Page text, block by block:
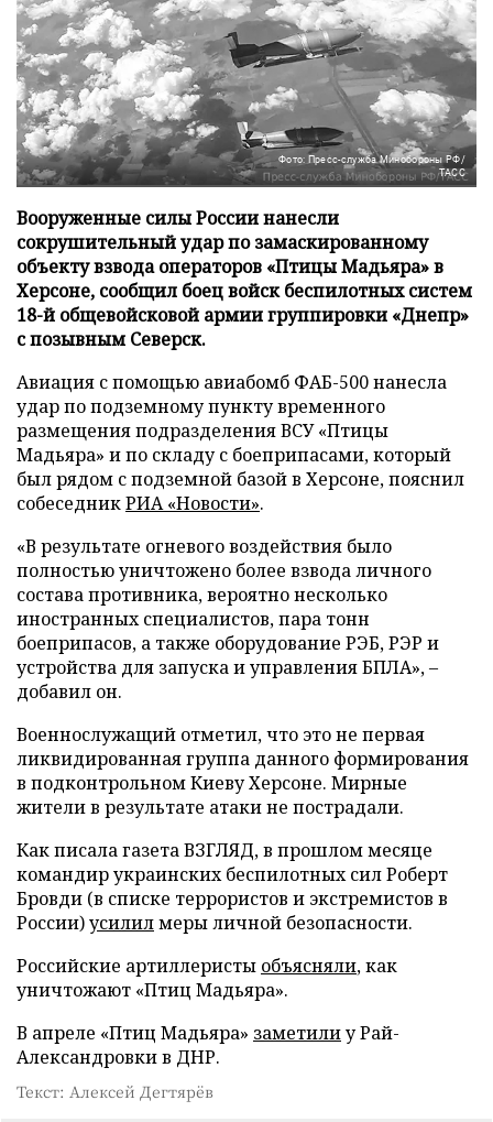
Фото: Пресс-служба Минобороны РФ/
ТАСС
Вооруженные силы России нанесли
сокрушительный удар по замаскированному
объекту взвода операторов «Птицы Мадьяра» в
Херсоне, сообщил боец войск беспилотных систем
18-й общевойсковой армии группировки «Днепр»
с позывным Северск.
Авиация с помощью авиабомб ФАБ-500 нанесла
удар по подземному пункту временного
размещения подразделения ВСУ «Птицы
Мадьяра» и по складу с боеприпасами, который
был рядом с подземной базой в Херсоне, пояснил
собеседникРИА «Новости».
«В результате огневого воздействия было
полностью уничтожено более взвода личного
состава противника, вероятно несколько
иностранных специалистов, пара тонн
боеприпасов, а также оборудование РЭБ, РЭР и
устройства для запуска и управления БПЛА», –
добавил он.
Военнослужащий отметил, что это не первая
ликвидированная группа данного формирования
в подконтрольном Киеву Херсоне. Мирные
жители в результате атаки не пострадали.
Как писала газета ВЗГЛЯД, в прошлом месяце
командир украинских беспилотных сил Роберт
Бровди (в списке террористов и экстремистов в
России)усилилмеры личной безопасности.
Российские артиллеристы объясняли, как
уничтожают «Птиц Мадьяра».
В апреле «Птиц Мадьяра» заметилиу Рай-
Александровки в ДНР.
Текст: Алексей Дегтярёв